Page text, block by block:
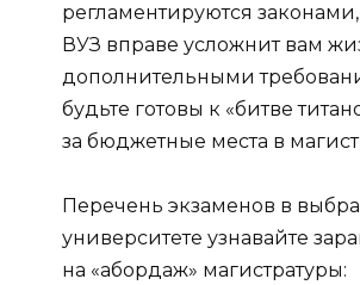
регламентируются
ВУЗ вправе усложнит вам
дополнительными
будьте готовы к «битве
за бюджетные места в
Перечень экзаменов в
университете узнавайте
на «абордаж» магистратуры: